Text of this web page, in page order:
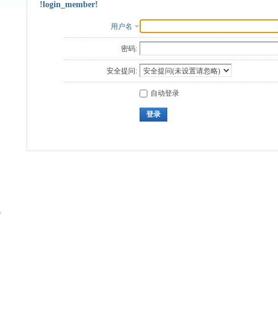
!login_member!
用户名
密码:
安全提问:
自动登录
登录